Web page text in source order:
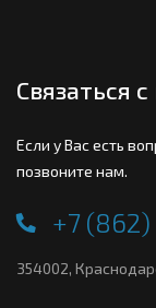
Связаться
Если у Вас есть
позвоните нам.
+7
354002,